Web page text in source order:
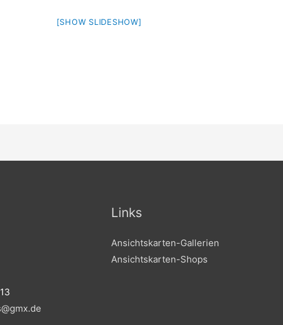
[SHOW SLIDESHOW]
Links
Ansichtskarten-Gallerien
Ansichtskarten-Shops